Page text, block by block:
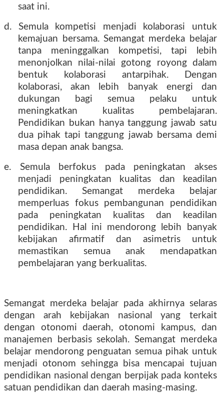
saat ini.
d. Semula kompetisi menjadi kolaborasi untuk
kemajuan bersama. Semangat merdeka belajar
tanpa meninggalkan kompetisi, tapi lebih
menonjolkan nilai-nilai gotong royong dalam
bentuk kolaborasi antarpihak. Dengan
kolaborasi, akan lebih banyak energi dan
dukungan bagi semua pelaku untuk
meningkatkan kualitas pembelajaran.
Pendidikan bukan hanya tanggung jawab satu
dua pihak tapi tanggung jawab bersama demi
masa depan anak bangsa.
e. Semula berfokus pada peningkatan akses
menjadi peningkatan kualitas dan keadilan
pendidikan. Semangat merdeka belajar
memperluas fokus pembangunan pendidikan
pada peningkatan kualitas dan keadilan
pendidikan. Hal ini mendorong lebih banyak
kebijakan afirmatif dan asimetris untuk
memastikan semua anak mendapatkan
pembelajaran yang berkualitas.
Semangat merdeka belajar pada akhirnya selaras
dengan arah kebijakan nasional yang terkait
dengan otonomi daerah, otonomi kampus, dan
manajemen berbasis sekolah. Semangat merdeka
belajar mendorong penguatan semua pihak untuk
menjadi otonom sehingga bisa mencapai tujuan
pendidikan nasional dengan berpijak pada konteks
satuan pendidikan dan daerah masing-masing.